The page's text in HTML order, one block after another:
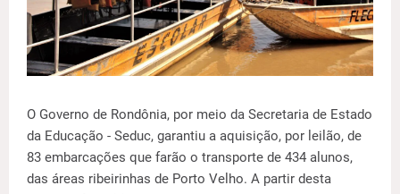
O Governo de Rondônia, por meio da Secretaria de Estado
da Educação - Seduc, garantiu a aquisição, por leilão, de
83 embarcações que farão o transporte de 434 alunos,
das áreas ribeirinhas de Porto Velho. A partir desta